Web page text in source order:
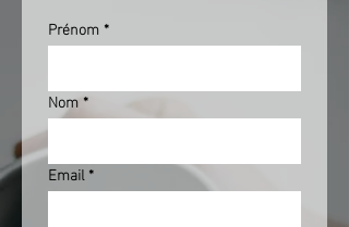
Prénom *
Nom*
Email*